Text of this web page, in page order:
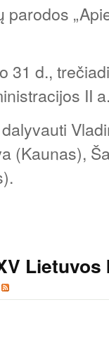
31 d.,
II
(Kaunas),